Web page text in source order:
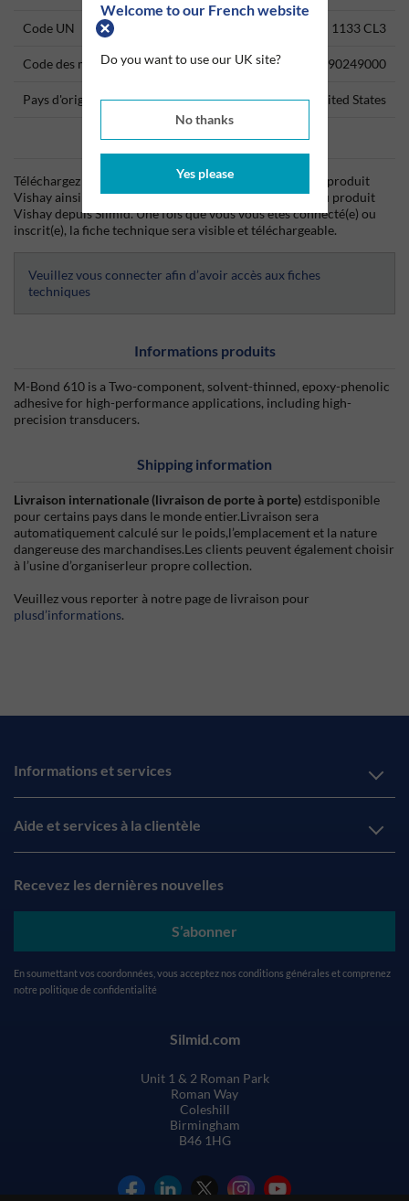
Welcome to our French website
Do you want to use our UK site?
No thanks
Yes please
Code UN 1133 CL3
Code des marchandises 90249000
Pays d'origine United States
Data Sheets
Téléchargez dès aujourd'hui la fiche technique (TDS) du produit
Vishay ainsi que la fiche de données de sécurité (SDS) du produit
Vishay depuis Silmid. Une fois que vous vous êtes connecté(e) ou
inscrit(e), la fiche technique sera visible et téléchargeable.
Veuillez vous connecter afin d’avoir accès aux fiches
techniques
Informations produits
M-Bond 610 is a Two-component, solvent-thinned, epoxy-phenolic
adhesive for high-performance applications, including high-
precision transducers.
Shipping information
Livraison internationale (livraison de porte à porte)estdisponible
pour certains pays dans le monde entier.Livraison sera
automatiquement calculé sur le poids,l’emplacement et la nature
dangereuse des marchandises.Les clients peuvent également choisir
à l’usine d’organiserleur propre collection.
Veuillez vous reporter à notre page de livraison pour
plusd’informations.
Informations et services
Aide et services à la clientèle
Recevez les dernières nouvelles
S’abonner
En soumettant vos coordonnées, vous acceptez nos conditions générales et comprenez
notre politique de confidentialité
Silmid.com
Unit 1 & 2 Roman Park
Roman Way
Coleshill
Birmingham
B46 1HG